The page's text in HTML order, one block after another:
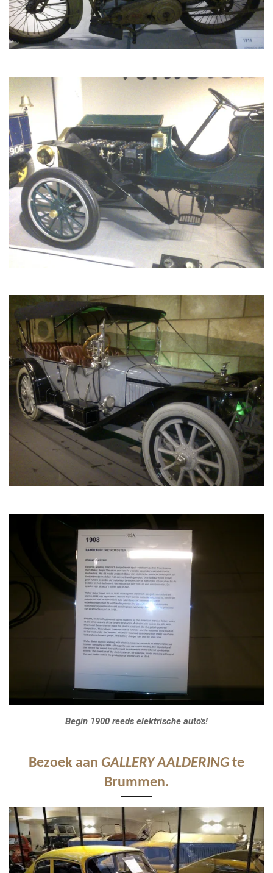
Begin 1900 reeds elektrische auto's!
Bezoek aan GALLERY AALDERING te
Brummen.